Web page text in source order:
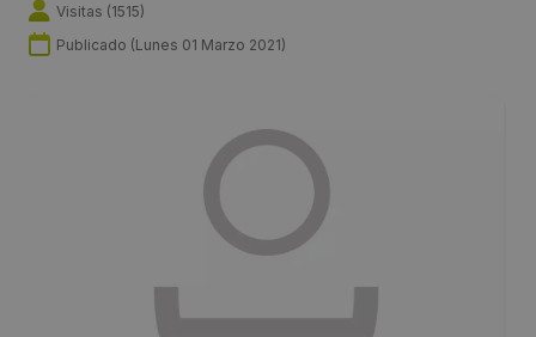
Visitas (1515)
Publicado (Lunes 01 Marzo 2021)